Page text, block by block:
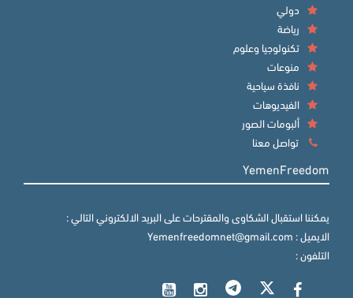
دولي
رياضة
تكنولوجيا وعلوم
منوعات
نافذة سياحية
الفيديوهات
ألبومات الصور
تواصل معنا
YemenFreedom
يمكننا استقبال الشكاوى والمقترحات على البريد الالكتروني التالي :
الايميل : Yemenfreedomnet@gmail.com
التلفون :